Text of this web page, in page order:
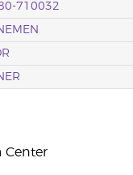
710032
Center